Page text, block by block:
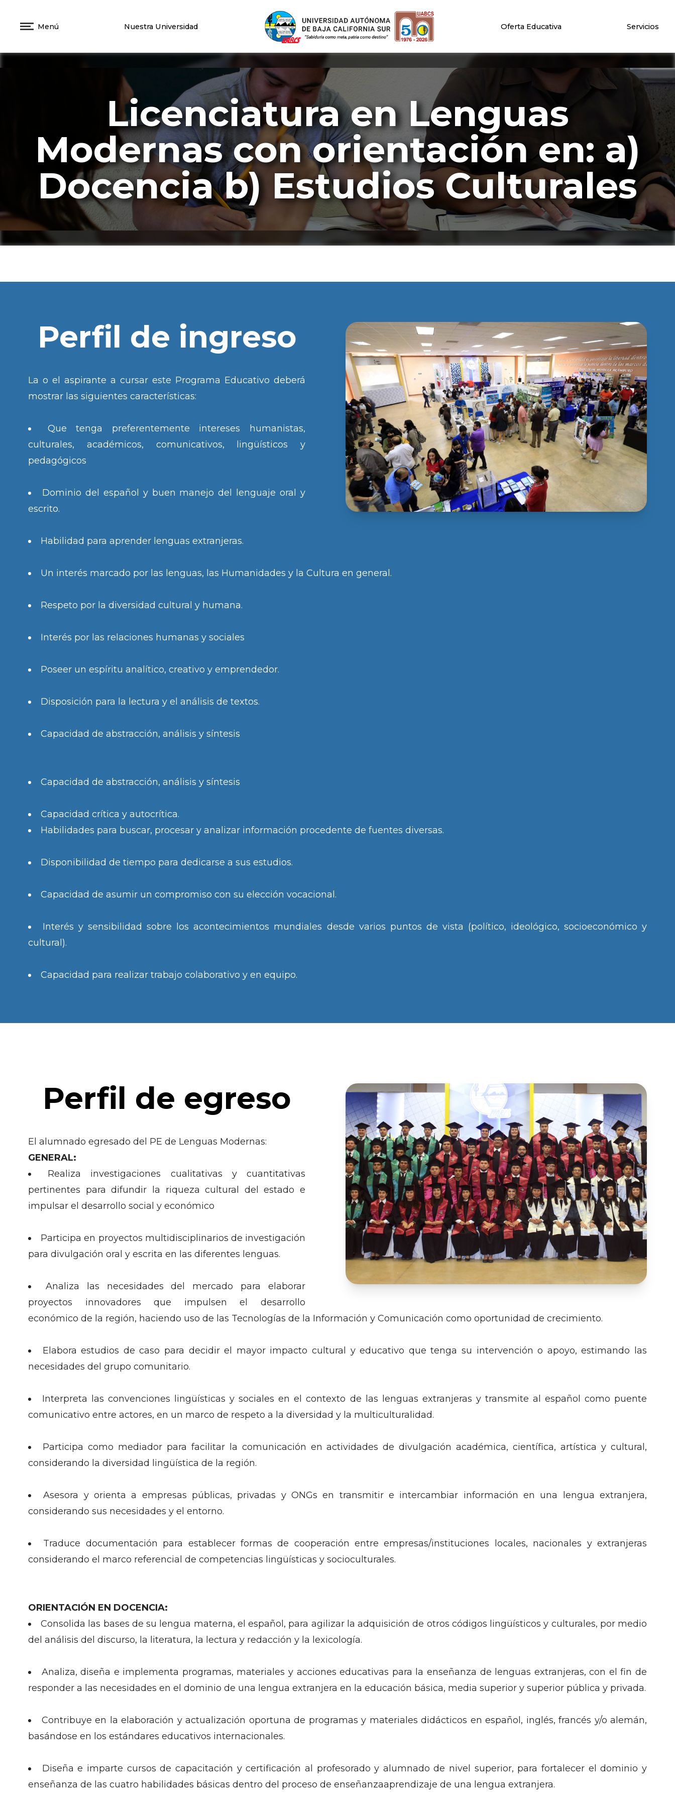
Menú Nuestra Universidad Oferta Educativa Servicios
Licenciatura en Lenguas
Modernas con orientación en: a)
Docencia b) Estudios Culturales
Perfil de ingreso
La o el aspirante a cursar este Programa Educativo deberá
mostrar las siguientes características:
Que tenga preferentemente intereses humanistas,
culturales, académicos, comunicativos, lingüísticos y
pedagógicos
Dominio del español y buen manejo del lenguaje oral y
escrito.
Habilidad para aprender lenguas extranjeras.
Un interés marcado por las lenguas, las Humanidades y la Cultura en general.
Respeto por la diversidad cultural y humana.
Interés por las relaciones humanas y sociales
Poseer un espíritu analítico, creativo y emprendedor.
Disposición para la lectura y el análisis de textos.
Capacidad de abstracción, análisis y síntesis
Capacidad de abstracción, análisis y síntesis
Capacidad crítica y autocrítica.
Habilidades para buscar, procesar y analizar información procedente de fuentes diversas.
Disponibilidad de tiempo para dedicarse a sus estudios.
Capacidad de asumir un compromiso con su elección vocacional.
Interés y sensibilidad sobre los acontecimientos mundiales desde varios puntos de vista (político, ideológico, socioeconómico y
cultural).
Capacidad para realizar trabajo colaborativo y en equipo.
Perfil de egreso
El alumnado egresado del PE de Lenguas Modernas:
GENERAL:
Realiza investigaciones cualitativas y cuantitativas
pertinentes para difundir la riqueza cultural del estado e
impulsar el desarrollo social y económico
Participa en proyectos multidisciplinarios de investigación
para divulgación oral y escrita en las diferentes lenguas.
Analiza las necesidades del mercado para elaborar
proyectos innovadores que impulsen el desarrollo
económico de la región, haciendo uso de las Tecnologías de la Información y Comunicación como oportunidad de crecimiento.
Elabora estudios de caso para decidir el mayor impacto cultural y educativo que tenga su intervención o apoyo, estimando las
necesidades del grupo comunitario.
Interpreta las convenciones lingüísticas y sociales en el contexto de las lenguas extranjeras y transmite al español como puente
comunicativo entre actores, en un marco de respeto a la diversidad y la multiculturalidad.
Participa como mediador para facilitar la comunicación en actividades de divulgación académica, científica, artística y cultural,
considerando la diversidad lingüística de la región.
Asesora y orienta a empresas públicas, privadas y ONGs en transmitir e intercambiar información en una lengua extranjera,
considerando sus necesidades y el entorno.
Traduce documentación para establecer formas de cooperación entre empresas/instituciones locales, nacionales y extranjeras
considerando el marco referencial de competencias lingüísticas y socioculturales.
ORIENTACIÓN EN DOCENCIA:
Consolida las bases de su lengua materna, el español, para agilizar la adquisición de otros códigos lingüísticos y culturales, por medio
del análisis del discurso, la literatura, la lectura y redacción y la lexicología.
Analiza, diseña e implementa programas, materiales y acciones educativas para la enseñanza de lenguas extranjeras, con el fin de
responder a las necesidades en el dominio de una lengua extranjera en la educación básica, media superior y superior pública y privada.
Contribuye en la elaboración y actualización oportuna de programas y materiales didácticos en español, inglés, francés y/o alemán,
basándose en los estándares educativos internacionales.
Diseña e imparte cursos de capacitación y certificación al profesorado y alumnado de nivel superior, para fortalecer el dominio y
enseñanza de las cuatro habilidades básicas dentro del proceso de enseñanzaaprendizaje de una lengua extranjera.